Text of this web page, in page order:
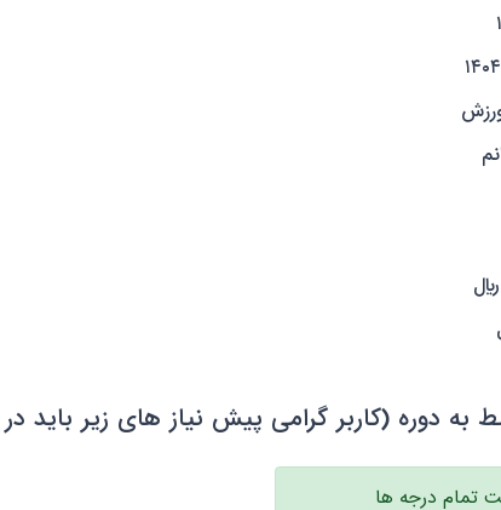
۱۴
به دوره (کاربر گرامی پیش نیاز های زیر باید
تمام درجه ها